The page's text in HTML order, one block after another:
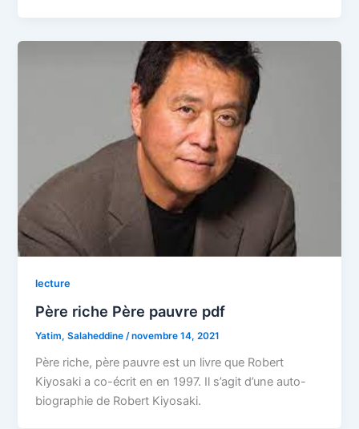
lecture
Père riche Père pauvre pdf
Yatim, Salaheddine/novembre 14, 2021
Père riche, père pauvre est un livre que Robert
Kiyosaki a co-écrit en en 1997. Il s’agit d’une auto-
biographie de Robert Kiyosaki.